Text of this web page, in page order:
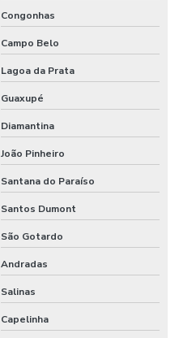
Congonhas
Campo Belo
Lagoa da Prata
Guaxupé
Diamantina
João Pinheiro
Santana do Paraíso
Santos Dumont
São Gotardo
Andradas
Salinas
Capelinha